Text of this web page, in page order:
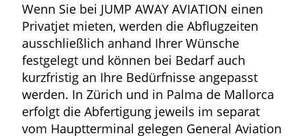
Wenn Sie bei JUMP AWAY AVIATION einen
Privatjet mieten, werden die Abflugzeiten
ausschließlich anhand Ihrer Wünsche
festgelegt und können bei Bedarf auch
kurzfristig an Ihre Bedürfnisse angepasst
werden. In Zürich und in Palma de Mallorca
erfolgt die Abfertigung jeweils im separat
vom Hauptterminal gelegen General Aviation